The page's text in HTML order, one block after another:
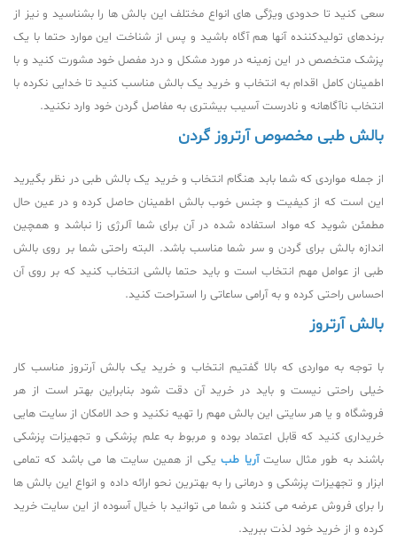
سعی کنید تا حدودی ویژگی های انواع مختلف این بالش ها را بشناسید و نیز از
برندهای تولیدکننده آنها هم آگاه باشید و پس از شناخت این موارد حتما با یک
پزشک متخصص در این زمینه در مورد مشکل و درد مفصل خود مشورت کنید و با
اطمینان کامل اقدام به انتخاب و خرید یک بالش مناسب کنید تا خدایی نکرده با
انتخاب ناآگاهانه و نادرست آسیب بیشتری به مفاصل گردن خود وارد نکنید.
بالش طبی مخصوص آرتروز گردن
از جمله مواردی که شما بابد هنگام انتخاب و خرید یک بالش طبی در نظر بگیرید
این است که از کیفیت و جنس خوب بالش اطمینان حاصل کرده و در عین حال
مطمئن شوید که مواد استفاده شده در آن برای شما آلرژی زا نباشد و همچین
اندازه بالش برای گردن و سر شما مناسب باشد. البته راحتی شما بر روی بالش
طبی از عوامل مهم انتخاب است و باید حتما بالشی انتخاب کنید که بر روی آن
احساس راحتی کرده و به آرامی ساعاتی را استراحت کنید.
بالش آرتروز
با توجه به مواردی که بالا گفتیم انتخاب و خرید یک بالش آرتروز مناسب کار
خیلی راحتی نیست و باید در خرید آن دقت شود بنابراین بهتر است از هر
فروشگاه و یا هر سایتی این بالش مهم را تهیه نکنید و حد الامکان از سایت هایی
خریداری کنید که قابل اعتماد بوده و مربوط به علم پزشکی و تجهیزات پزشکی
باشند به طور مثال سایتآریا طبیکی از همین سایت ها می باشد که تمامی
ابزار و تجهیزات پزشکی و درمانی را به بهترین نحو ارائه داده و انواع این بالش ها
را برای فروش عرضه می کنند و شما می توانید با خیال آسوده از این سایت خرید
کرده و از خرید خود لذت ببرید.